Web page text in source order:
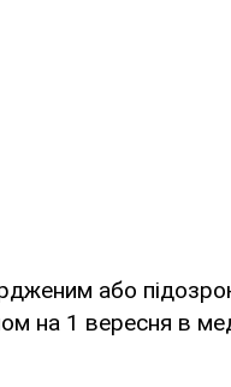
або
на 1 вересня в